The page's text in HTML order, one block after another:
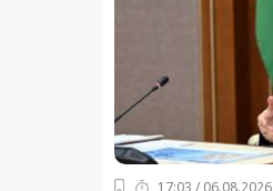
17:03 / 06.08.2026